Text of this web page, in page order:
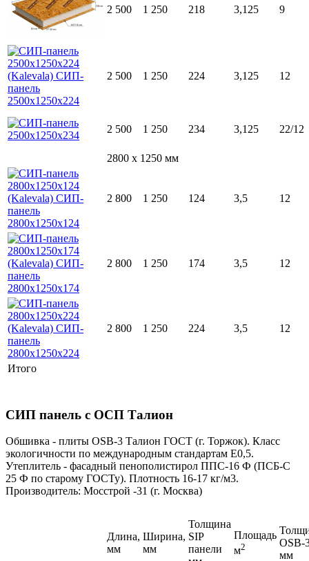
2 500 1 250 218 3,125 9
2 500 1 250 224 3,125 12
2 500 1 250 234 3,125 22/12
2800 x 1250 мм
2 800 1 250 124 3,5 12
2 800 1 250 174 3,5 12
2 800 1 250 224 3,5 12
Итого
СИП панель с ОСП Талион
Обшивка - плиты ОSB-3 Талион ГОСТ (г. Торжок). Класс
экологичности по международным стандартам Е0,5.
Утеплитель - фасадный пенополистирол ППС-16 Ф (ПСБ-С
25 Ф по старому ГОСТу). Плотность 16-17 кг/м3.
Производитель: Мосстрой -31 (г. Москва)
Длина,
мм
Ширина,
мм
Толщина
SIP
панели
Площадь
м2
OSB-
мм